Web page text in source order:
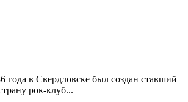
года в Свердловске был создан ставший
рок-клуб...